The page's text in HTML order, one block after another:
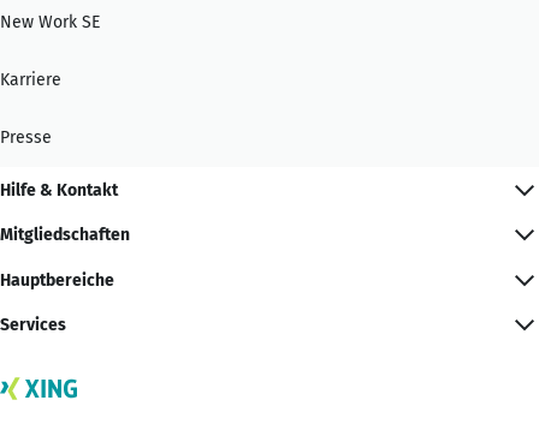
New Work SE
Karriere
Presse
Hilfe & Kontakt
Mitgliedschaften
Hauptbereiche
Services